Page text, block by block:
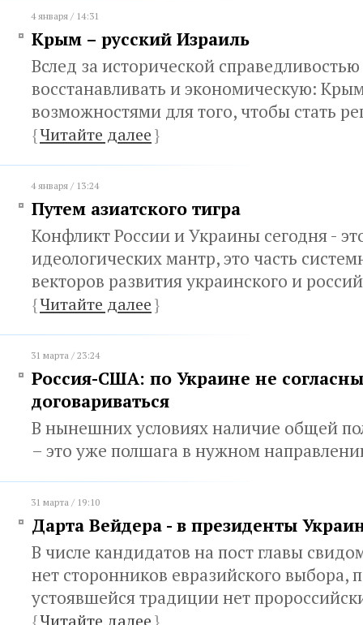
4 января / 14:31
Крым – русский Израиль
Вслед за исторической
восстанавливать и экономическую:
возможностями для того, чтобы стать
{Читайте далее}
4 января / 13:24
Путем азиатского тигра
Конфликт России и Украины сегодня -
идеологических мантр, это часть
векторов развития украинского и
{Читайте далее}
31 марта / 23:24
Россия-США: по Украине не
договариваться
В нынешних условиях наличие общей
– это уже полшага в нужном
31 марта / 19:10
Дарта Вейдера - в президенты
В числе кандидатов на пост главы
нет сторонников евразийского выбора,
устоявшейся традиции нет
{Читайте далее}